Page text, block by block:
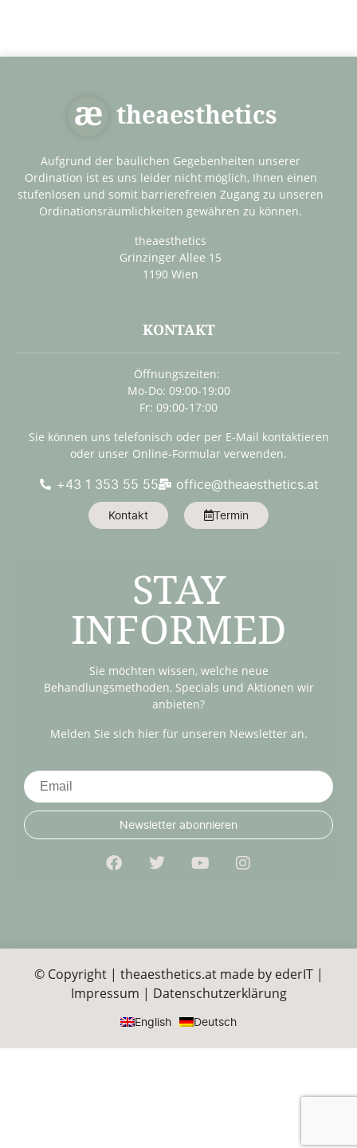
theaesthetics
Aufgrund der baulichen Gegebenheiten unserer
Ordination ist es uns leider nicht möglich, Ihnen einen
stufenlosen und somit barrierefreien Zugang zu unseren
Ordinationsräumlichkeiten gewähren zu können.
theaesthetics
Grinzinger Allee 15
1190 Wien
KONTAKT
Öffnungszeiten:
Mo-Do: 09:00-19:00
Fr: 09:00-17:00
Sie können uns telefonisch oder per E-Mail kontaktieren
oder unser Online-Formular verwenden.
+43 1 353 55 55 office@theaesthetics.at
Kontakt Termin
STAY
INFORMED
Sie möchten wissen, welche neue
Behandlungsmethoden, Specials und Aktionen wir
anbieten?
Melden Sie sich hier für unseren Newsletter an.
Newsletter abonnieren
© Copyright | theaesthetics.at made by ederIT|
Impressum | Datenschutzerklärung
English Deutsch